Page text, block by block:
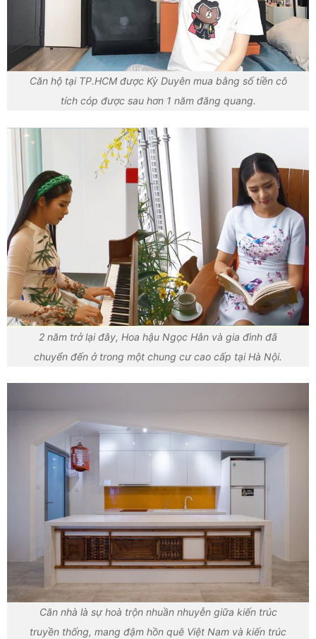
Căn hộ tại TP.HCM được Kỳ Duyên mua bằng số tiền cô
tích cóp được sau hơn 1 năm đăng quang.
2 năm trở lại đây, Hoa hậu Ngọc Hân và gia đình đã
chuyển đến ở trong một chung cư cao cấp tại Hà Nội.
Căn nhà là sự hoà trộn nhuần nhuyễn giữa kiến trúc
truyền thống, mang đậm hồn quê Việt Nam và kiến trúc